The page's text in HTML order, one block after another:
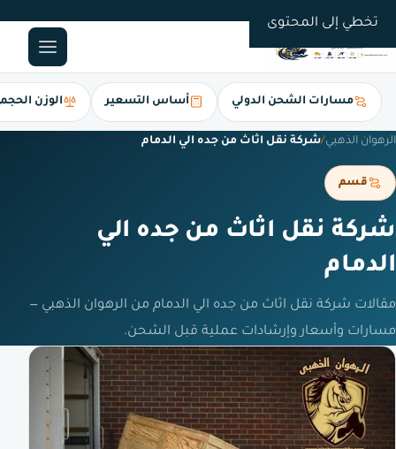
تخطي إلى المحتوى
مسارات الشحن الدولي أساس التسعير الوزن
الرهوان الذهبي/شركة نقل اثاث من جده الي الدمام
قسم
شركة نقل اثاث من جده الي
الدمام
مقالات شركة نقل اثاث من جده الي الدمام من الرهوان الذهبي —
مسارات وأسعار وإرشادات عملية قبل الشحن.